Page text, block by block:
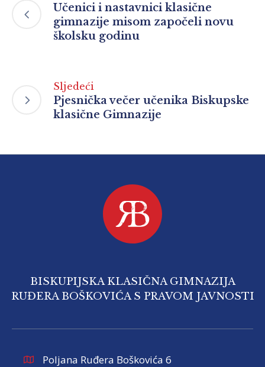
Učenici i nastavnici klasične
gimnazije misom započeli novu
školsku godinu
Sljedeći
Pjesnička večer učenika Biskupske
klasične Gimnazije
BISKUPIJSKA KLASIČNA GIMNAZIJA
RUĐERA BOŠKOVIĆA S PRAVOM JAVNOSTI
Poljana Ruđera Boškovića 6